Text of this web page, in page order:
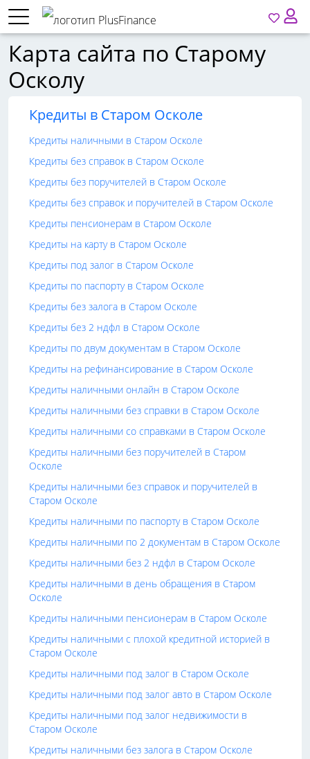
Карта сайта по Старому
Осколу
Кредиты в Старом Осколе
Кредиты наличными в Старом Осколе
Кредиты без справок в Старом Осколе
Кредиты без поручителей в Старом Осколе
Кредиты без справок и поручителей в Старом Осколе
Кредиты пенсионерам в Старом Осколе
Кредиты на карту в Старом Осколе
Кредиты под залог в Старом Осколе
Кредиты по паспорту в Старом Осколе
Кредиты без залога в Старом Осколе
Кредиты без 2 ндфл в Старом Осколе
Кредиты по двум документам в Старом Осколе
Кредиты на рефинансирование в Старом Осколе
Кредиты наличными онлайн в Старом Осколе
Кредиты наличными без справки в Старом Осколе
Кредиты наличными со справками в Старом Осколе
Кредиты наличными без поручителей в Старом
Осколе
Кредиты наличными без справок и поручителей в
Старом Осколе
Кредиты наличными по паспорту в Старом Осколе
Кредиты наличными по 2 документам в Старом Осколе
Кредиты наличными без 2 ндфл в Старом Осколе
Кредиты наличными в день обращения в Старом
Осколе
Кредиты наличными пенсионерам в Старом Осколе
Кредиты наличными с плохой кредитной историей в
Старом Осколе
Кредиты наличными под залог в Старом Осколе
Кредиты наличными под залог авто в Старом Осколе
Кредиты наличными под залог недвижимости в
Старом Осколе
Кредиты наличными без залога в Старом Осколе